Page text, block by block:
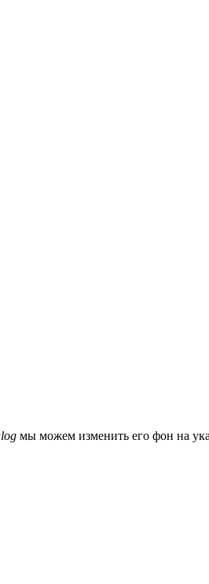
мы можем изменить его фон на